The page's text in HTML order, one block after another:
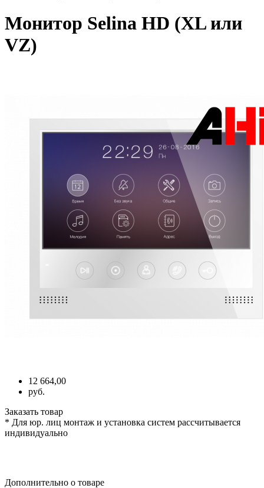
Монитор Selina HD (XL или
VZ)
12 664,00
руб.
Заказать товар
* Для юр. лиц монтаж и установка систем рассчитывается
индивидуально
Дополнительно о товаре